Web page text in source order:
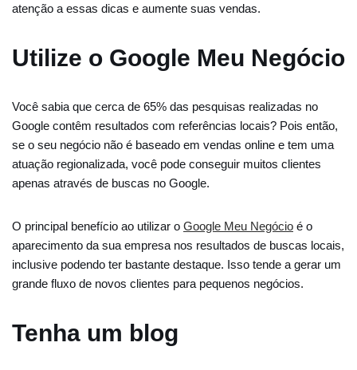
atenção a essas dicas e aumente suas vendas.
Utilize o Google Meu Negócio
Você sabia que cerca de 65% das pesquisas realizadas no
Google contêm resultados com referências locais? Pois então,
se o seu negócio não é baseado em vendas online e tem uma
atuação regionalizada, você pode conseguir muitos clientes
apenas através de buscas no Google.
O principal benefício ao utilizar o Google Meu Negócio é o
aparecimento da sua empresa nos resultados de buscas locais,
inclusive podendo ter bastante destaque. Isso tende a gerar um
grande fluxo de novos clientes para pequenos negócios.
Tenha um blog